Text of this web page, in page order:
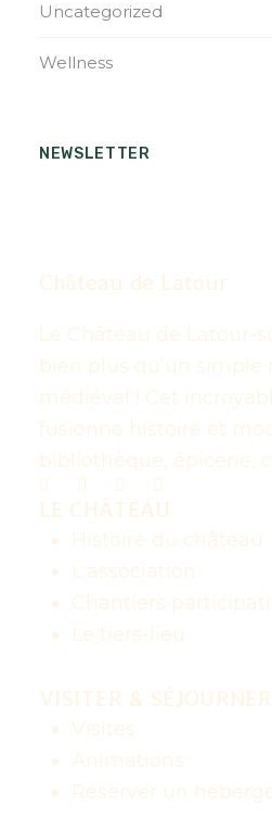
Uncategorized
Wellness
NEWSLETTER
Château de Latour
Le Château de Latour-
bien plus qu’un
médiéval ! Cet
fusionne histoire et
bibliothèque, épicerie,
LE CHÂTEAU
Histoire du château
L'association
Chantiers
Le tiers-lieu
VISITER & SÉJOURNER
Visites
Animations
Réserver un